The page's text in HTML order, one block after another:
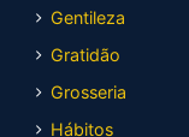
Gentileza
Gratidão
Grosseria
Hábitos